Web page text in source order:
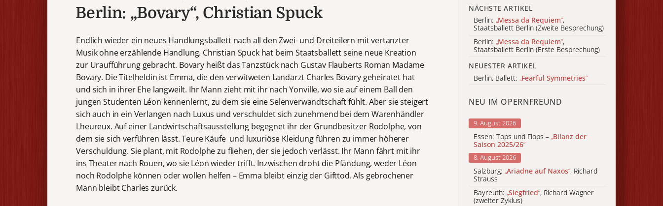
Berlin: „Bovary“, Christian Spuck
Endlich wieder ein neues Handlungsballett nach all den Zwei- und Dreiteilern mit vertanzter
Musik ohne erzählende Handlung. Christian Spuck hat beim Staatsballett seine neue Kreation
zur Uraufführung gebracht. Bovary heißt das Tanzstück nach Gustav Flauberts Roman Madame
Bovary. Die Titelheldin ist Emma, die den verwitweten Landarzt Charles Bovary geheiratet hat
und sich in ihrer Ehe langweilt. Ihr Mann zieht mit ihr nach Yonville, wo sie auf einem Ball den
jungen Studenten Léon kennenlernt, zu dem sie eine Selenverwandtschaft fühlt. Aber sie steigert
sich auch in ein Verlangen nach Luxus und verschuldet sich zunehmend bei dem Warenhändler
Lheureux. Auf einer Landwirtschaftsausstellung begegnet ihr der Grundbesitzer Rodolphe, von
dem sie sich verführen lässt. Teure Käufe und luxuriöse Kleidung führen zu immer höherer
Verschuldung. Sie plant, mit Rodolphe zu fliehen, der sie jedoch verlässt. Ihr Mann fährt mit ihr
ins Theater nach Rouen, wo sie Léon wieder trifft. Inzwischen droht die Pfändung, weder Léon
noch Rodolphe können oder wollen helfen – Emma bleibt einzig der Gifttod. Als gebrochener
Mann bleibt Charles zurück.
NÄCHSTE ARTIKEL
Berlin: „Messa da Requiem“,
Staatsballett Berlin (Zweite Besprechung)
Berlin: „Messa da Requiem“,
Staatsballett Berlin (Erste Besprechung)
NEUESTER ARTIKEL
Berlin, Ballett: „Fearful Symmetries“
NEU IM OPERNFREUND
9. August 2026
Essen: Tops und Flops – „Bilanz der
Saison 2025/26“
8. August 2026
Salzburg: „Ariadne auf Naxos“, Richard
Strauss
Bayreuth: „Siegfried“, Richard Wagner
(zweiter Zyklus)